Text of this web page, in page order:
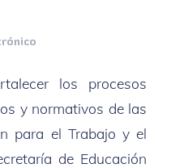
los procesos
y normativos de las
para el Trabajo y el
de Educación